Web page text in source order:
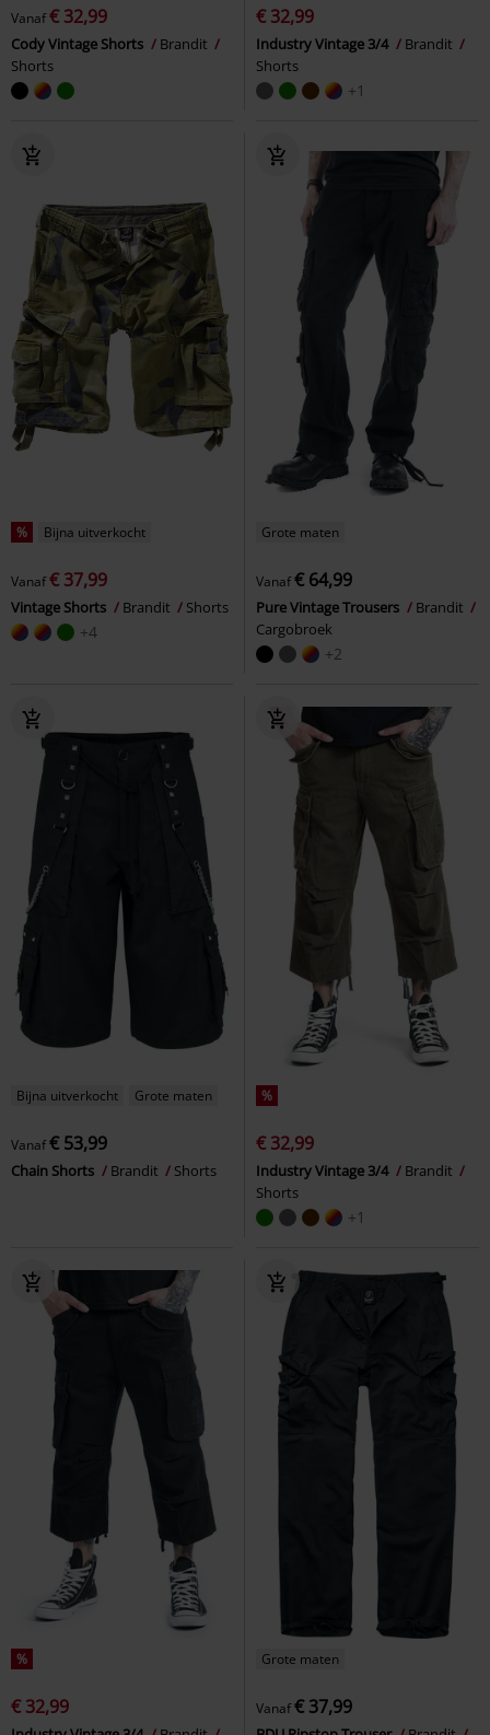
Vanaf€ 32,99
Cody Vintage Shorts
Brandit
Shorts
€ 32,99
Industry Vintage 3/4
Brandit
Shorts
+1
% Bijna uitverkocht
Vanaf€ 37,99
Vintage Shorts Brandit Shorts
+4
Grote maten
Vanaf€ 64,99
Pure Vintage Trousers
Brandit
Cargobroek
+2
Bijna uitverkocht Grote maten
Vanaf€ 53,99
Chain Shorts Brandit Shorts
%
€ 32,99
Industry Vintage 3/4
Brandit
Shorts
+1
%
€ 32,99
Grote maten
Vanaf€ 37,99